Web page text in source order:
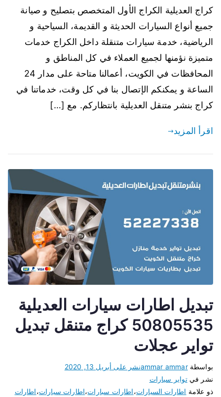
كراج العديلية الكراج الأول المتخصص بتصليح و صيانة
جميع أنواع السيارات الحديثة و القديمة، السياحية و
الرياضية، خدمة سيارات متنقلة داخل الكراج خدمات
متميزة نؤمنها لجميع العملاء في كل المناطق و
المحافظات في الكويت، أعمالنا متاحة على مدار 24
الساعة و يمكنكم الإتصال بنا في كل وقت، خدماتنا في
كراج بنشر متنقل العديلية بانتظاركم. مع […]
اقرأ المزيد
تبديل اطارات سيارات العديلية
50805535 كراج متنقل تبديل
تواير عجلات
بواسطةammar ammarنشر على أبريل 13, 2020
نشر فيتواير سيارات
ذو علامة اطارات السيارات،اطارات سبارات،اطارات سيارات،اطارات